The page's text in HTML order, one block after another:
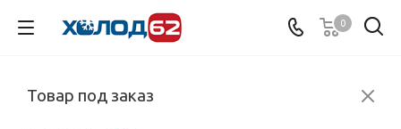
0
Товар под заказ